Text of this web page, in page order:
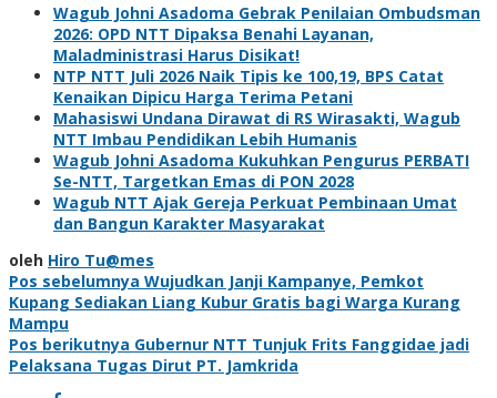
Wagub Johni Asadoma Gebrak Penilaian Ombudsman
2026: OPD NTT Dipaksa Benahi Layanan,
Maladministrasi Harus Disikat!
NTP NTT Juli 2026 Naik Tipis ke 100,19, BPS Catat
Kenaikan Dipicu Harga Terima Petani
Mahasiswi Undana Dirawat di RS Wirasakti, Wagub
NTT Imbau Pendidikan Lebih Humanis
Wagub Johni Asadoma Kukuhkan Pengurus PERBATI
Se-NTT, Targetkan Emas di PON 2028
Wagub NTT Ajak Gereja Perkuat Pembinaan Umat
dan Bangun Karakter Masyarakat
oleh Hiro Tu@mes
Navigasi
pos
Pos sebelumnya Wujudkan Janji Kampanye, Pemkot
Kupang Sediakan Liang Kubur Gratis bagi Warga Kurang
Mampu
Pos berikutnya Gubernur NTT Tunjuk Frits Fanggidae jadi
Pelaksana Tugas Dirut PT. Jamkrida